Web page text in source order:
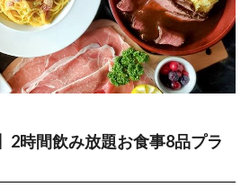
2時間飲み放題お食事8品プラ